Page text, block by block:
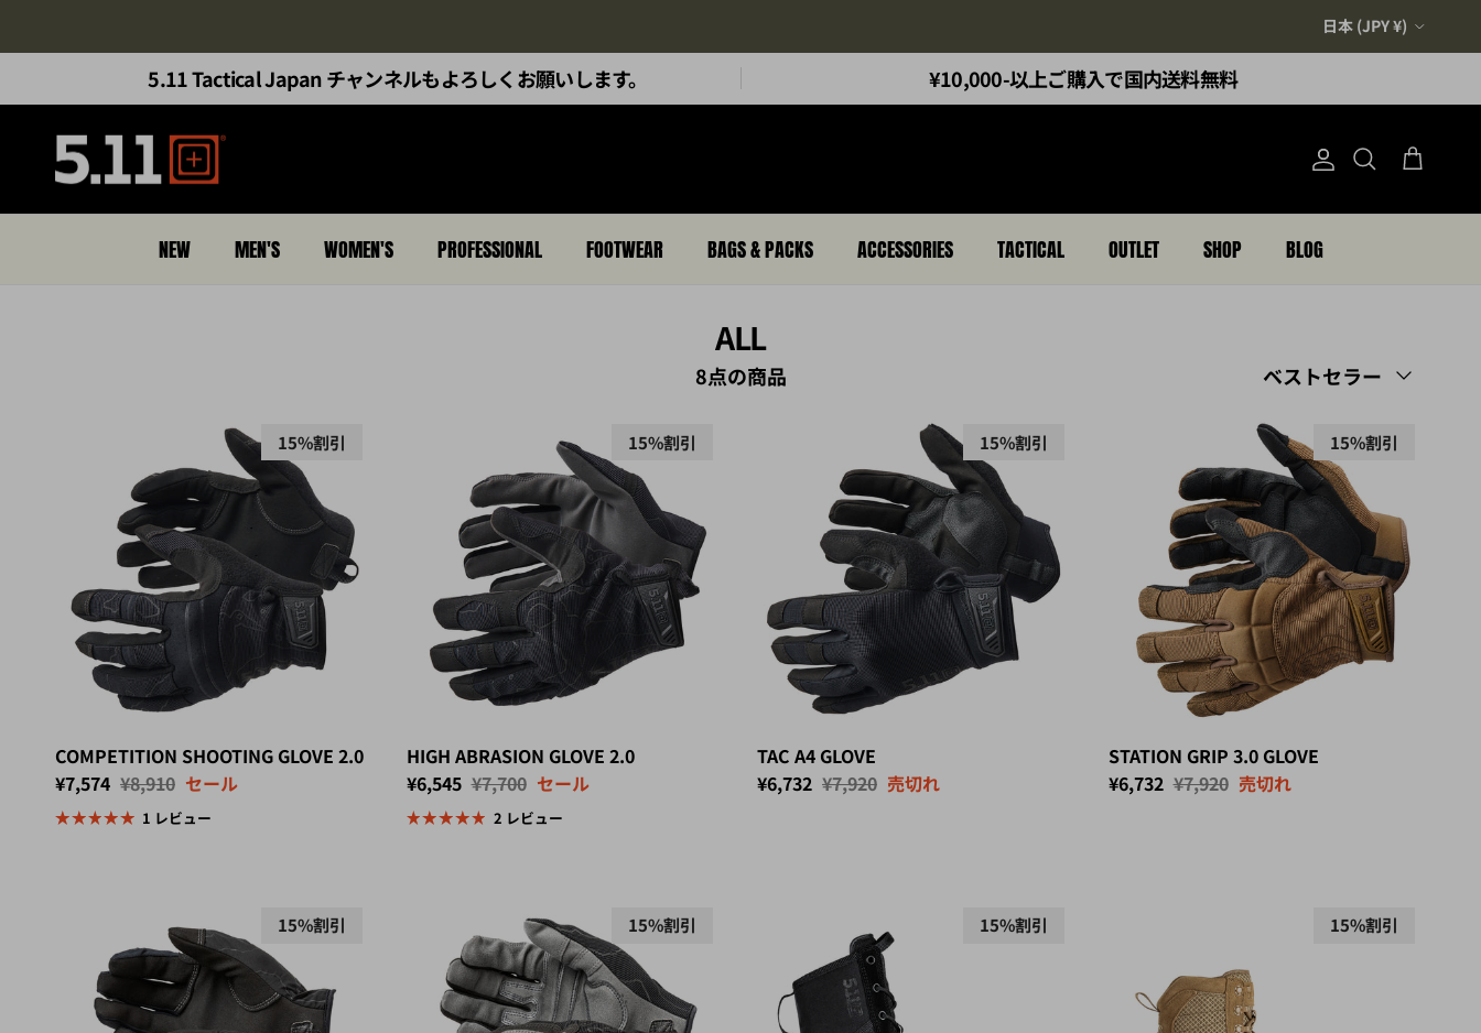
国/地域
日本 (JPY ¥)
5.11 Tactical Japan チャンネルもよろしくお願いします。 ¥10,000-以上ご購入で国内送料無料
アカウント
検索 カート
NEW MEN'S WOMEN'S PROFESSIONAL FOOTWEAR BAGS & PACKS ACCESSORIES TACTICAL OUTLET SHOP BLOG
ALL
8点の商品 以下で並べ替え
ベストセラー
15%割引
COMPETITION SHOOTING GLOVE 2.0
セール価格
¥7,574 定価
¥8,910 セール
1 レビュー
15%割引
HIGH ABRASION GLOVE 2.0
セール価格
¥6,545 定価
¥7,700 セール
2 レビュー
15%割引
TAC A4 GLOVE
セール価格
¥6,732 定価
¥7,920 売切れ
15%割引
STATION GRIP 3.0 GLOVE
セール価格
¥6,732 定価
¥7,920 売切れ
15%割引 15%割引 15%割引 15%割引